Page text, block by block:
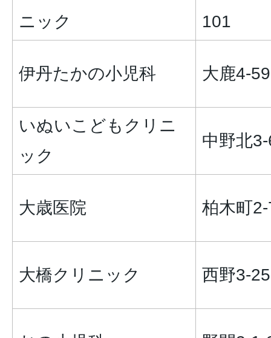
ニック
101
伊丹たかの小児科 大鹿4-59
いぬいこどもクリニ
ック
中野北
大歳医院 柏木町
大橋クリニック 西野3-